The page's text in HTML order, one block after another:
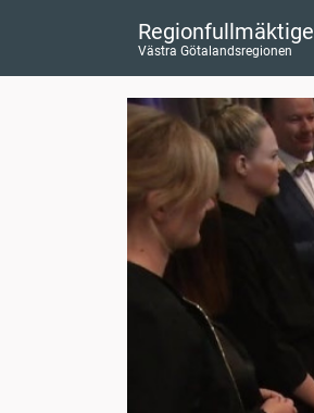
Regionfullmäktige
Västra Götalandsregionen